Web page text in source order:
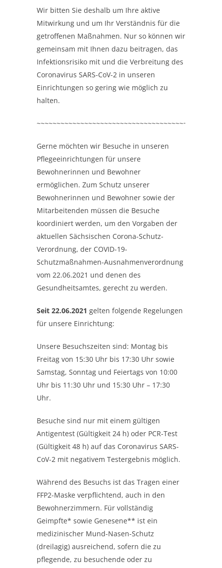
Wir bitten Sie deshalb um Ihre aktive
Mitwirkung und um Ihr Verständnis für die
getroffenen Maßnahmen. Nur so können wir
gemeinsam mit Ihnen dazu beitragen, das
Infektionsrisiko mit und die Verbreitung des
Coronavirus SARS-CoV-2 in unseren
Einrichtungen so gering wie möglich zu
halten.
Gerne möchten wir Besuche in unseren
Pflegeeinrichtungen für unsere
Bewohnerinnen und Bewohner
ermöglichen. Zum Schutz unserer
Bewohnerinnen und Bewohner sowie der
Mitarbeitenden müssen die Besuche
koordiniert werden, um den Vorgaben der
aktuellen Sächsischen Corona-Schutz-
Verordnung, der COVID-19-
Schutzmaßnahmen-Ausnahmenverordnung
vom 22.06.2021 und denen des
Gesundheitsamtes, gerecht zu werden.
Seit 22.06.2021 gelten folgende Regelungen
für unsere Einrichtung:
Unsere Besuchszeiten sind: Montag bis
Freitag von 15:30 Uhr bis 17:30 Uhr sowie
Samstag, Sonntag und Feiertags von 10:00
Uhr bis 11:30 Uhr und 15:30 Uhr – 17:30
Uhr.
Besuche sind nur mit einem gültigen
Antigentest (Gültigkeit 24 h) oder PCR-Test
(Gültigkeit 48 h) auf das Coronavirus SARS-
CoV-2 mit negativem Testergebnis möglich.
Während des Besuchs ist das Tragen einer
FFP2-Maske verpflichtend, auch in den
Bewohnerzimmern. Für vollständig
Geimpfte* sowie Genesene** ist ein
medizinischer Mund-Nasen-Schutz
(dreilagig) ausreichend, sofern die zu
pflegende, zu besuchende oder zu